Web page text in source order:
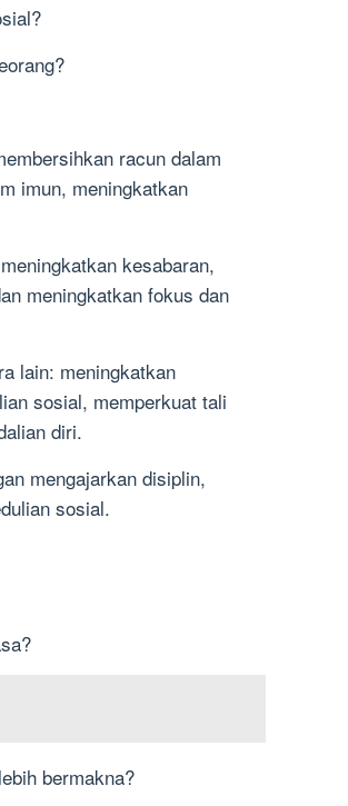
racun dalam
imun, meningkatkan
kesabaran,
meningkatkan fokus dan
lain: meningkatkan
sosial, memperkuat tali
diri.
mengajarkan disiplin,
sosial.
bermakna?